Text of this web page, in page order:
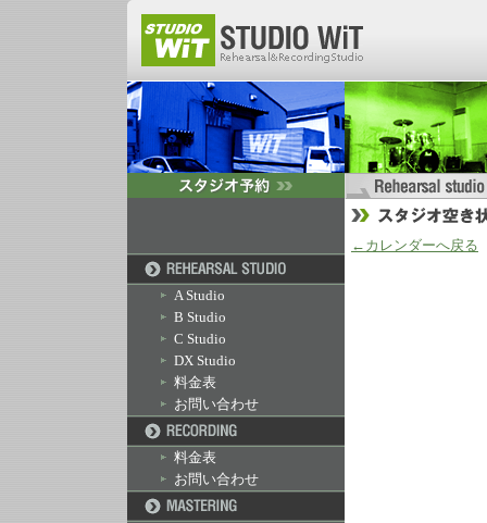
A Studio
B Studio
C Studio
DX Studio
料金表
お問い合わせ
料金表
お問い合わせ
←カレンダーへ戻る